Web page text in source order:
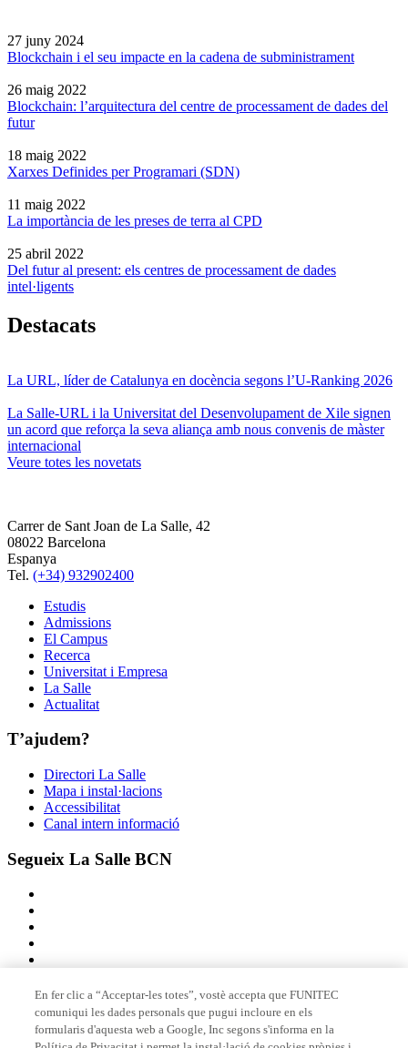
27 juny 2024
Blockchain i el seu impacte en la cadena de subministrament
26 maig 2022
Blockchain: l’arquitectura del centre de processament de dades del
futur
18 maig 2022
Xarxes Definides per Programari (SDN)
11 maig 2022
La importància de les preses de terra al CPD
25 abril 2022
Del futur al present: els centres de processament de dades
intel·ligents
Destacats
La URL, líder de Catalunya en docència segons l’U-Ranking 2026
La Salle-URL i la Universitat del Desenvolupament de Xile signen
un acord que reforça la seva aliança amb nous convenis de màster
internacional
Veure totes les novetats
Carrer de Sant Joan de La Salle, 42
08022 Barcelona
Espanya
Tel. (+34) 932902400
Estudis
Admissions
El Campus
Recerca
Universitat i Empresa
La Salle
Actualitat
T’ajudem?
Directori La Salle
Mapa i instal·lacions
Accessibilitat
Canal intern informació
Segueix La Salle BCN
Membre de
En fer clic a “Acceptar-les totes”, vostè accepta que FUNITEC
comuniqui les dades personals que pugui incloure en els
formularis d'aquesta web a Google, Inc segons s'informa en la